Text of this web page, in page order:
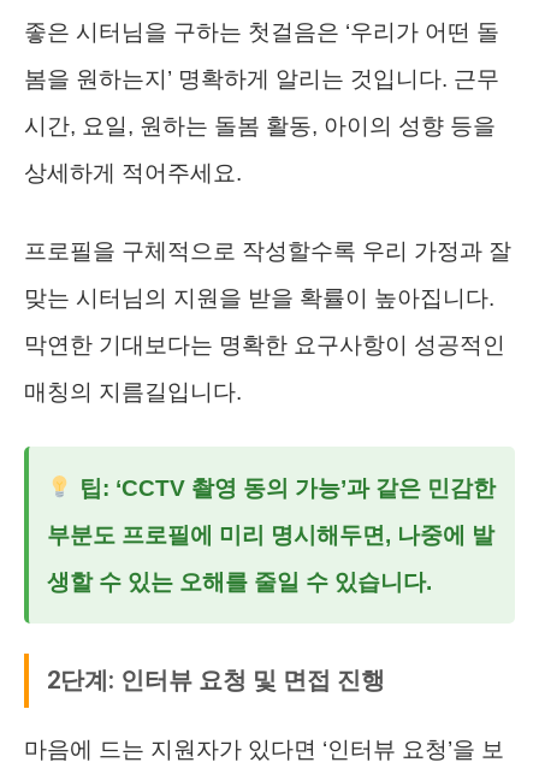
좋은 시터님을 구하는 첫걸음은 ‘우리가 어떤 돌
봄을 원하는지’ 명확하게 알리는 것입니다. 근무
시간, 요일, 원하는 돌봄 활동, 아이의 성향 등을
상세하게 적어주세요.
프로필을 구체적으로 작성할수록 우리 가정과 잘
맞는 시터님의 지원을 받을 확률이 높아집니다.
막연한 기대보다는 명확한 요구사항이 성공적인
매칭의 지름길입니다.
팁: ‘CCTV 촬영 동의 가능’과 같은 민감한
부분도 프로필에 미리 명시해두면, 나중에 발
생할 수 있는 오해를 줄일 수 있습니다.
2단계: 인터뷰 요청 및 면접 진행
마음에 드는 지원자가 있다면 ‘인터뷰 요청’을 보